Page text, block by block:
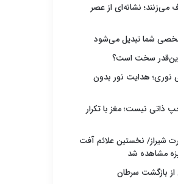
می‌زنند؛ نشانه‌ای از عصر
شما تبدیل می‌شود
سخت است؟
نوری؛ هدایت نور بدون
نیست؛ مغز با تکرار
شیراز/ نخستین علائم آفت
مشاهده شد
از بازگشت سرطان